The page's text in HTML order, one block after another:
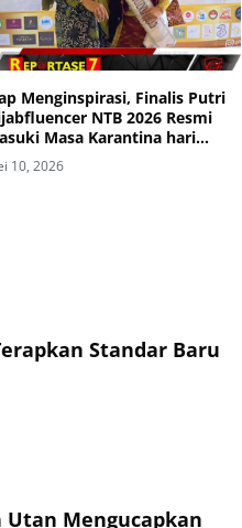
Menginspirasi, Finalis Putri
NTB 2026 Resmi
Masa Karantina hari
10, 2026
Standar Baru
Utan Mengucapkan